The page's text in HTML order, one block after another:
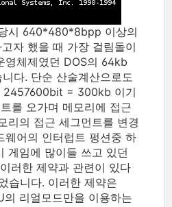
시 640*480*8bpp 이상의
자 했을 때 가장 걸림돌이
영체제였던 DOS의 64kb
다. 단순 산술계산으로도
= 300kb 이기
를 오가며 메모리에 접근
리의 접근 세그먼트를 변경
웨어의 인터럽트 펑션중 하
게임에 많이들 쓰고 있던
러한 제약과 관련이 있다
습니다. 이러한 제약은
의 리얼모드만을 이용하는